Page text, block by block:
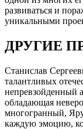
развиваться и
уникальными
ДРУГИЕ
Станислав
талантливых
непревзойденный
обладающая
многогранный,
каждую эмоцию,